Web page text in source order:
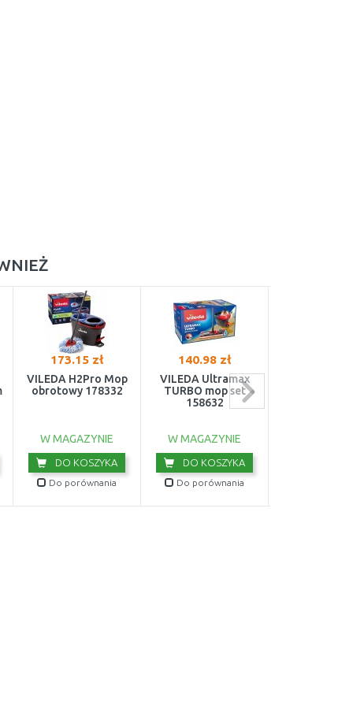
173.15 zł
VILEDA H2Pro Mop
obrotowy 178332
W MAGAZYNIE
DO KOSZYKA
Do porównania
140.98 zł
VILEDA Ultramax
TURBO mop set
158632
W MAGAZYNIE
DO KOSZYKA
Do porównania